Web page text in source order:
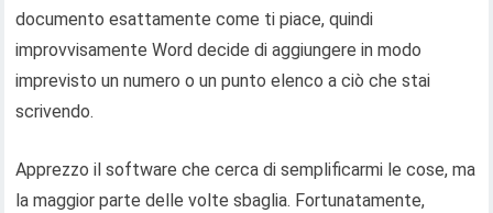
documento esattamente come ti piace, quindi
improvvisamente Word decide di aggiungere in modo
imprevisto un numero o un punto elenco a ciò che stai
scrivendo.
Apprezzo il software che cerca di semplificarmi le cose, ma
la maggior parte delle volte sbaglia. Fortunatamente,